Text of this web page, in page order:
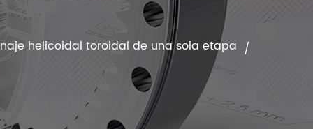
helicoidal toroidal de una sola etapa /